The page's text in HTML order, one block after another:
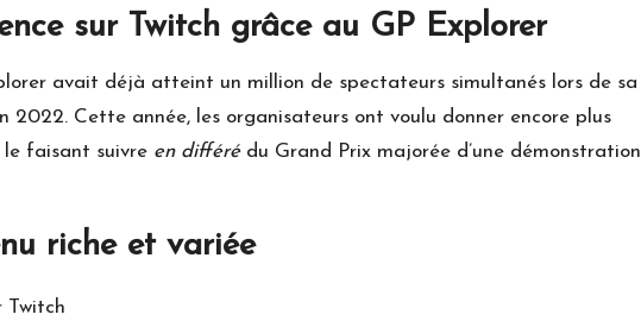
sur Twitch grâce au GP Explorer
avait déjà atteint un million de spectateurs simultanés lors de sa
2022. Cette année, les organisateurs ont voulu donner encore plus
le faisant suivre en différé du Grand Prix majorée d’une démonstration
riche et variée
Twitch